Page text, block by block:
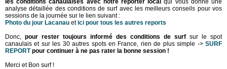
les conditions canaulaises avec notre reporter local qui vous donne une
analyse détaillée des conditions de surf avec les meilleurs conseils pour vos
sessions de la journée sur le lien suivant :
Photo du jour Lacanau et ici pour tous les autres reports
Donc, pour rester toujours informé des conditions de surf sur le spot
canaulais et sur les 30 autres spots en France, rien de plus simple -> SURF
REPORTpour continuer à ne pas rater la bonne session !
Merci et Bon surf !